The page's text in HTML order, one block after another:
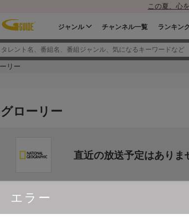
この夏、心
ジャンル チャンネル一覧 ランキン
リー
エラー
ローリー
直近の放送予定はありま